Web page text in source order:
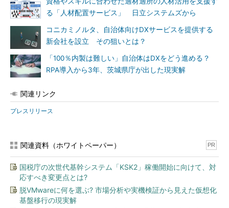
る「人材配置サービス」 日立システムズから
コニカミノルタ、自治体向けDXサービスを提供する
新会社を設立 その狙いとは？
「100％内製は難しい」自治体はDXをどう進める？
RPA導入から3年、茨城県庁が出した現実解
関連リンク
プレスリリース
関連資料（ホワイトペーパー） PR
国税庁の次世代基幹システム「KSK2」稼働開始に向けて、対
応すべき変更点とは?
脱VMwareに何を選ぶ? 市場分析や実機検証から見えた仮想化
基盤移行の現実解